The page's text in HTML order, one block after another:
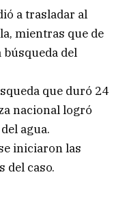
a trasladar al
mientras que de
del
que duró 24
nacional logró
agua.
iniciaron las
del caso.